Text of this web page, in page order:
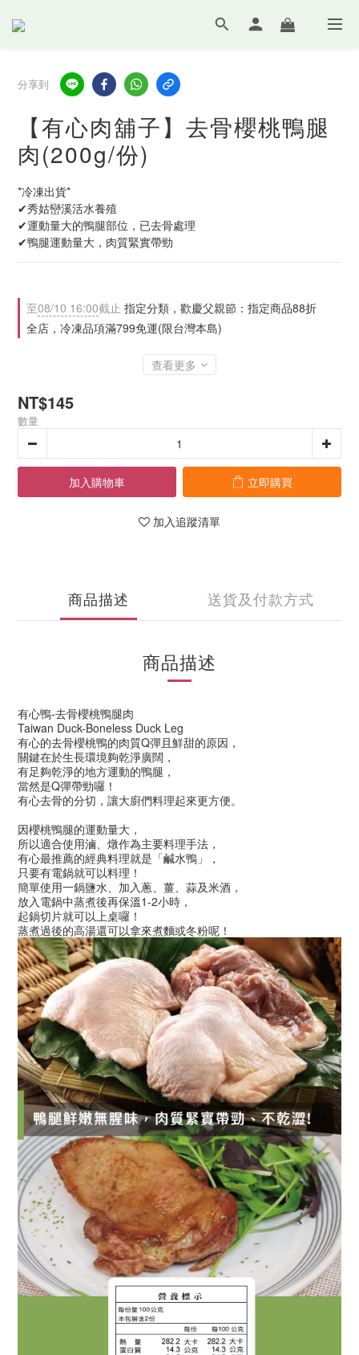
分享到
【有心肉舖子】去骨櫻桃鴨腿
肉(200g/份)
*冷凍出貨*
✔秀姑巒溪活水養殖
✔運動量大的鴨腿部位，已去骨處理
✔鴨腿運動量大，肉質緊實帶勁
至08/10 16:00截止 指定分類，歡慶父親節：指定商品88折
全店，冷凍品項滿799免運(限台灣本島)
查看更多
NT$145
數量
加入購物車 立即購買
加入追蹤清單
商品描述 送貨及付款方式
商品描述
有心鴨-去骨櫻桃鴨腿肉
Taiwan Duck-Boneless Duck Leg
有心的去骨櫻桃鴨的肉質Q彈且鮮甜的原因，
關鍵在於生長環境夠乾淨廣闊，
有足夠乾淨的地方運動的鴨腿，
當然是Q彈帶勁囉！
有心去骨的分切，讓大廚們料理起來更方便。
因櫻桃鴨腿的運動量大，
所以適合使用滷、燉作為主要料理手法，
有心最推薦的經典料理就是「鹹水鴨」，
只要有電鍋就可以料理！
簡單使用一鍋鹽水、加入蔥、薑、蒜及米酒，
放入電鍋中蒸煮後再保溫1-2小時，
起鍋切片就可以上桌囉！
蒸煮過後的高湯還可以拿來煮麵或冬粉呢！